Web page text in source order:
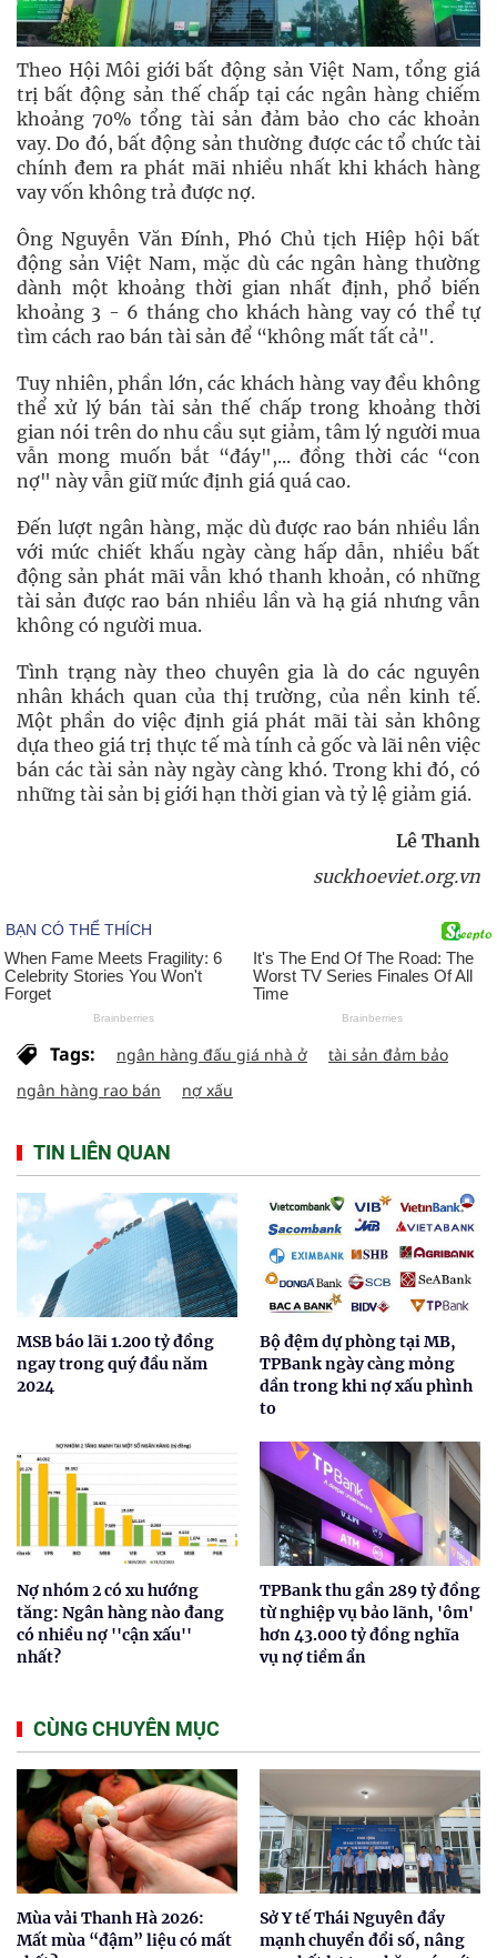
Theo Hội Môi giới bất động sản Việt Nam, tổng giá
trị bất động sản thế chấp tại các ngân hàng chiếm
khoảng 70% tổng tài sản đảm bảo cho các khoản
vay. Do đó, bất động sản thường được các tổ chức tài
chính đem ra phát mãi nhiều nhất khi khách hàng
vay vốn không trả được nợ.
Ông Nguyễn Văn Đính, Phó Chủ tịch Hiệp hội bất
động sản Việt Nam, mặc dù các ngân hàng thường
dành một khoảng thời gian nhất định, phổ biến
khoảng 3 - 6 tháng cho khách hàng vay có thể tự
tìm cách rao bán tài sản để “không mất tất cả".
Tuy nhiên, phần lớn, các khách hàng vay đều không
thể xử lý bán tài sản thế chấp trong khoảng thời
gian nói trên do nhu cầu sụt giảm, tâm lý người mua
vẫn mong muốn bắt “đáy",... đồng thời các “con
nợ" này vẫn giữ mức định giá quá cao.
Đến lượt ngân hàng, mặc dù được rao bán nhiều lần
với mức chiết khấu ngày càng hấp dẫn, nhiều bất
động sản phát mãi vẫn khó thanh khoản, có những
tài sản được rao bán nhiều lần và hạ giá nhưng vẫn
không có người mua.
Tình trạng này theo chuyên gia là do các nguyên
nhân khách quan của thị trường, của nền kinh tế.
Một phần do việc định giá phát mãi tài sản không
dựa theo giá trị thực tế mà tính cả gốc và lãi nên việc
bán các tài sản này ngày càng khó. Trong khi đó, có
những tài sản bị giới hạn thời gian và tỷ lệ giảm giá.
Lê Thanh
suckhoeviet.org.vn
Tags: ngân hàng đấu giá nhà ở
tài sản đảm bảo
ngân hàng rao bán
nợ xấu
TIN LIÊN QUAN
MSB báo lãi 1.200 tỷ đồng
ngay trong quý đầu năm
2024
Bộ đệm dự phòng tại MB,
TPBank ngày càng mỏng
dần trong khi nợ xấu phình
to
Nợ nhóm 2 có xu hướng
tăng: Ngân hàng nào đang
có nhiều nợ ''cận xấu''
nhất?
TPBank thu gần 289 tỷ đồng
từ nghiệp vụ bảo lãnh, 'ôm'
hơn 43.000 tỷ đồng nghĩa
vụ nợ tiềm ẩn
CÙNG CHUYÊN MỤC
Mùa vải Thanh Hà 2026:
Mất mùa “đậm” liệu có mất
Sở Y tế Thái Nguyên đẩy
mạnh chuyển đổi số, nâng